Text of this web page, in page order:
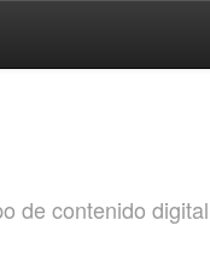
de contenido